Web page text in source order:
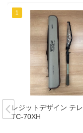
レジットデザイン テ
TC-70XH